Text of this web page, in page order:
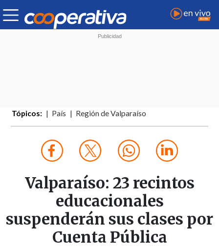
Tópicos: País Región de Valparaíso
Valparaíso: 23 recintos
educacionales
suspenderán sus clases por
Cuenta Pública